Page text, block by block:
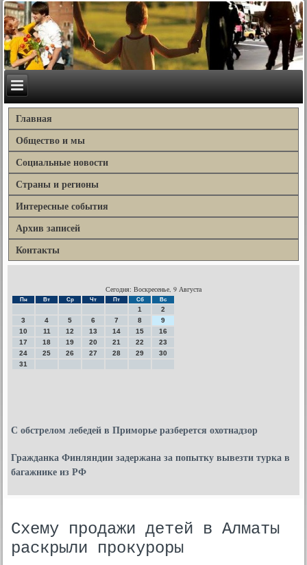
Главная
Общество и мы
Социальные новости
Страны и регионы
Интересные события
Архив записей
Контакты
Сегодня: Воскресенье, 9 Августа
Пн Вт Ср Чт Пт Сб Вс
1
2
3
4 5 6 7 8
9
10
11 12 13 14 15
16
17
18 19 20 21 22
23
24
25 26 27 28 29
30
31
С обстрелом лебедей в Приморье разберется охотнадзор
Гражданка Финляндии задержана за попытку вывезти турка в
багажнике из РФ
Схему продажи детей в Алматы
раскрыли прокуроры